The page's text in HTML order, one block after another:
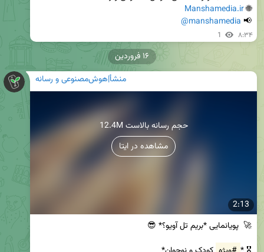
🌐
Manshamedia.ir
📢
@manshamedia
1 ۸:۳۴
منشأ|هوش‌مصنوعی و رسانه
2:13
12.4M حجم رسانه بالاست
مشاهده در ایتا
۱۶ فروردین